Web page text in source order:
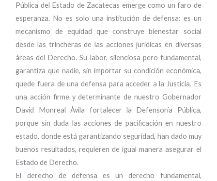
Pública del Estado de Zacatecas emerge como un faro de
esperanza. No es solo una institución de defensa: es un
mecanismo de equidad que construye bienestar social
desde las trincheras de las acciones jurídicas en diversas
áreas del Derecho. Su labor, silenciosa pero fundamental,
garantiza que nadie, sin importar su condición económica,
quede fuera de una defensa para acceder a la Justicia. Es
una acción firme y determinante de nuestro Gobernador
David Monreal Ávila fortalecer la Defensoría Pública,
porque sin duda las acciones de pacificación en nuestro
estado, donde está garantizando seguridad, han dado muy
buenos resultados, requieren de igual manera asegurar el
Estado de Derecho.
El derecho de defensa es un derecho fundamental,